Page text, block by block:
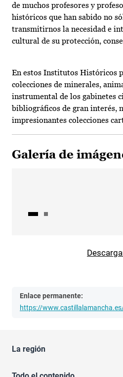
de muchos profesores y
históricos que han sabido no
transmitirnos la necesidad e
cultural de su protección,
En estos Institutos Históricos
colecciones de minerales,
instrumental de los gabinetes
bibliográficos de gran interés,
impresionantes colecciones
Galería de
Enlace permanente:
https://
La región